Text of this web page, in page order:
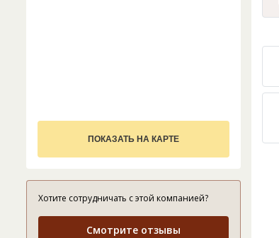
ПОКАЗАТЬ НА КАРТЕ
Хотите сотрудничать с этой компанией?
Смотрите отзывы